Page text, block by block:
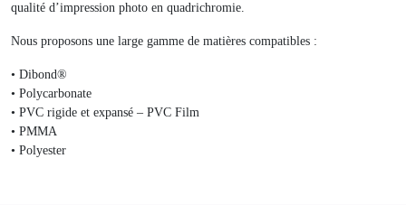
qualité d’impression photo en quadrichromie.
Nous proposons une large gamme de matières compatibles :
• Dibond®
• Polycarbonate
• PVC rigide et expansé – PVC Film
• PMMA
• Polyester